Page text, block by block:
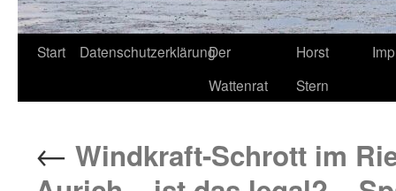
Start DatenschutzerklärungDer
Wattenrat
Horst
Stern
← Windkraft-Schrott im